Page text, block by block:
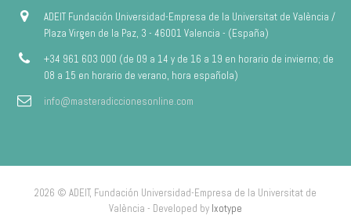
ADEIT Fundación Universidad-Empresa de la Universitat de València /
Plaza Virgen de la Paz, 3 - 46001 Valencia - (España)
+34 961 603 000 (de 09 a 14 y de 16 a 19 en horario de invierno; de
08 a 15 en horario de verano, hora española)
info@masteradiccionesonline.com
2026 © ADEIT, Fundación Universidad-Empresa de la Universitat de
València - Developed by Ixotype